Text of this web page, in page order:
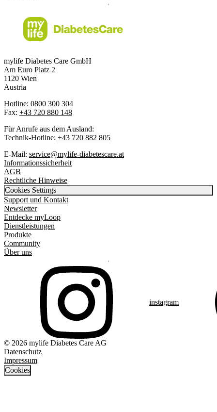
mylife Diabetes Care GmbH
Am Euro Platz 2
1120 Wien
Austria
Hotline: 0800 300 304
Fax: +43 720 880 148
Für Anrufe aus dem Ausland:
Technik-Hotline: +43 720 882 805
E-Mail: service@mylife-diabetescare.at
Informationssicherheit
AGB
Rechtliche Hinweise
Cookies Settings
Support und Kontakt
Newsletter
Entdecke myLoop
Dienstleistungen
Produkte
Community
Über uns
instagram
© 2026 mylife Diabetes Care AG
Datenschutz
Impressum
Cookies